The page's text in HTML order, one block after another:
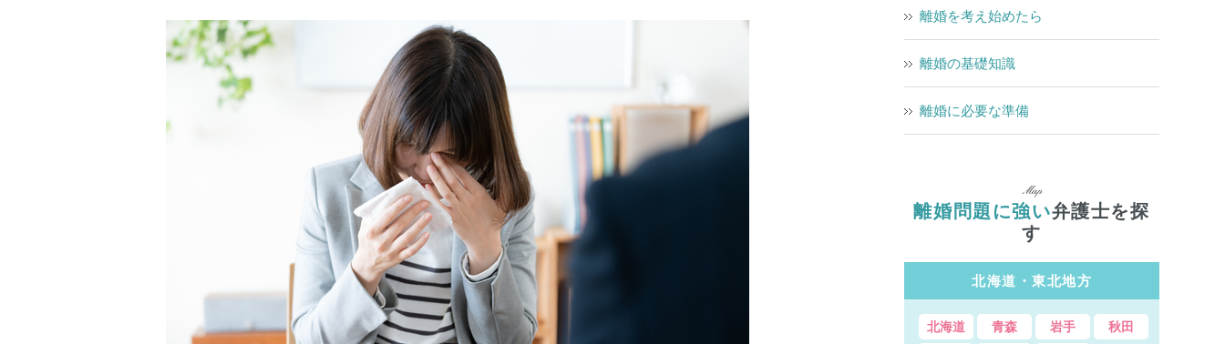
離婚を考え始めたら
離婚の基礎知識
離婚に必要な準備
離婚問題に強い弁護士を探
す
北海道・東北地方
北海道 青森 岩手
秋田